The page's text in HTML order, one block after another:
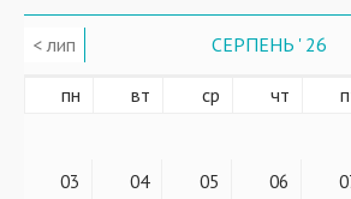
< лип СЕРПЕНЬ ' 26
пн вт ср чт
03
04 05 06